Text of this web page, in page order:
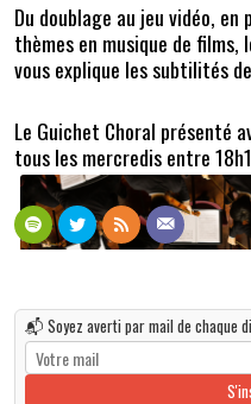
Du doublage au jeu vidéo,
thèmes en musique de
vous explique les subtilités
Le Guichet Choral présenté
tous les mercredis entre
📬 Soyez averti par mail de chaque